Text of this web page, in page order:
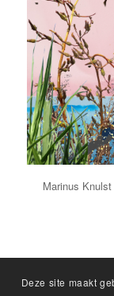
Marinus Knulst
Deze site maakt